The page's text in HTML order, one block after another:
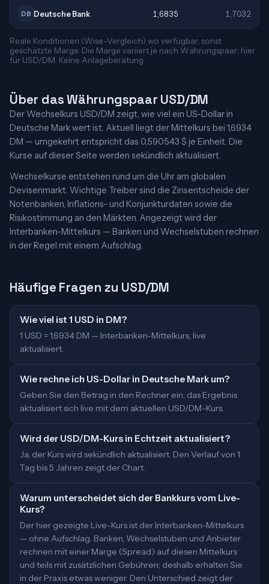
DB Deutsche Bank 1,6835 1,7032
Reale Konditionen (Wise-Vergleich) wo verfügbar, sonst
geschätzte Marge. Die Marge variiert je nach Währungspaar; hier
für USD/DM. Keine Anlageberatung.
Über das Währungspaar USD/DM
Der Wechselkurs USD/DM zeigt, wie viel ein US-Dollar in
Deutsche Mark wert ist. Aktuell liegt der Mittelkurs bei 1,6934
DM — umgekehrt entspricht das 0,590543 $ je Einheit. Die
Kurse auf dieser Seite werden sekündlich aktualisiert.
Wechselkurse entstehen rund um die Uhr am globalen
Devisenmarkt. Wichtige Treiber sind die Zinsentscheide der
Notenbanken, Inflations- und Konjunkturdaten sowie die
Risikostimmung an den Märkten. Angezeigt wird der
Interbanken-Mittelkurs — Banken und Wechselstuben rechnen
in der Regel mit einem Aufschlag.
Häufige Fragen zu USD/DM
Wie viel ist 1 USD in DM?
1 USD = 1,6934 DM — Interbanken-Mittelkurs, live
aktualisiert.
Wie rechne ich US-Dollar in Deutsche Mark um?
Geben Sie den Betrag in den Rechner ein; das Ergebnis
aktualisiert sich live mit dem aktuellen USD/DM-Kurs.
Wird der USD/DM-Kurs in Echtzeit aktualisiert?
Ja, der Kurs wird sekündlich aktualisiert. Den Verlauf von 1
Tag bis 5 Jahren zeigt der Chart.
Warum unterscheidet sich der Bankkurs vom Live-
Kurs?
Der hier gezeigte Live-Kurs ist der Interbanken-Mittelkurs
— ohne Aufschlag. Banken, Wechselstuben und Anbieter
rechnen mit einer Marge (Spread) auf diesen Mittelkurs
und teils mit zusätzlichen Gebühren; deshalb erhalten Sie
in der Praxis etwas weniger. Den Unterschied zeigt der